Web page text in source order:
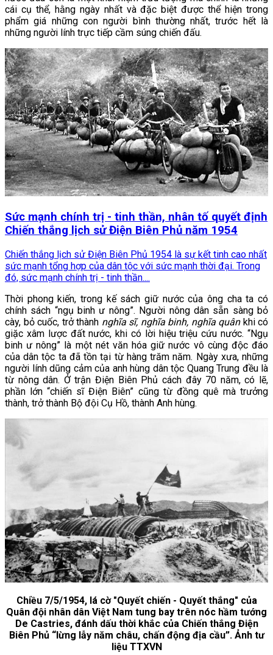
cái cụ thể, hằng ngày nhất và đặc biệt được thể hiện trong
phẩm giá những con người bình thường nhất, trước hết là
những người lính trực tiếp cầm súng chiến đấu.
Sức mạnh chính trị - tinh thần, nhân tố quyết định
Chiến thắng lịch sử Điện Biên Phủ năm 1954
Chiến thắng lịch sử Điện Biên Phủ 1954 là sự kết tinh cao nhất
sức mạnh tổng hợp của dân tộc với sức mạnh thời đại. Trong
đó, sức mạnh chính trị - tinh thần....
Thời phong kiến, trong kế sách giữ nước của ông cha ta có
chính sách “ngụ binh ư nông”. Người nông dân sẵn sàng bỏ
cày, bỏ cuốc, trở thành nghĩa sĩ, nghĩa binh, nghĩa quânkhi có
giặc xâm lược đất nước, khi có lời hiệu triệu cứu nước. “Ngụ
binh ư nông” là một nét văn hóa giữ nước vô cùng độc đáo
của dân tộc ta đã tồn tại từ hàng trăm năm. Ngày xưa, những
người lính dũng cảm của anh hùng dân tộc Quang Trung đều là
từ nông dân. Ở trận Điện Biên Phủ cách đây 70 năm, có lẽ,
phần lớn “chiến sĩ Điện Biên” cũng từ đồng quê mà trưởng
thành, trở thành Bộ đội Cụ Hồ, thành Anh hùng.
Chiều 7/5/1954, lá cờ "Quyết chiến - Quyết thắng" của
Quân đội nhân dân Việt Nam tung bay trên nóc hầm tướng
De Castries, đánh dấu thời khắc của Chiến thắng Điện
Biên Phủ “lừng lẫy năm châu, chấn động địa cầu”. Ảnh tư
liệu TTXVN